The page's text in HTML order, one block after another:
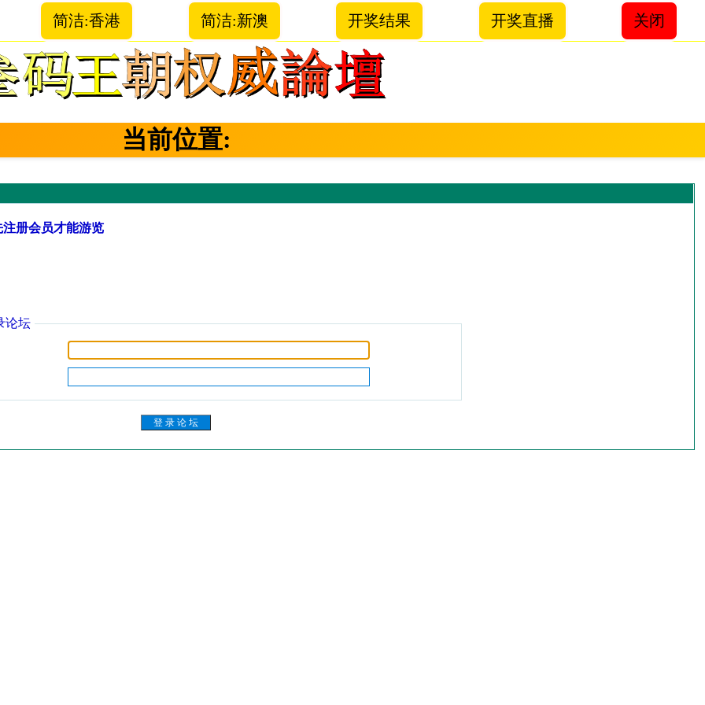
简洁:香港 简洁:新澳 开奖结果 开奖直播 关闭
当前位置:
册会员才能游览
论坛